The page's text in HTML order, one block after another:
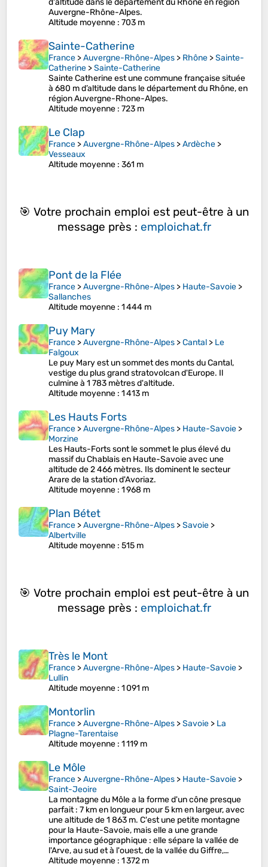
d'altitude dans le département du Rhône en région
Auvergne-Rhône-Alpes.
Altitude moyenne : 703 m
Sainte-Catherine
France >Auvergne-Rhône-Alpes > Rhône >Sainte-
Catherine >Sainte-Catherine
Sainte Catherine est une commune française située
à 680 m d’altitude dans le département du Rhône, en
région Auvergne-Rhone-Alpes.
Altitude moyenne : 723 m
Le Clap
France >Auvergne-Rhône-Alpes >Ardèche >
Vesseaux
Altitude moyenne : 361 m
🎯 Votre prochain emploi est peut-être à un
message près : emploichat.fr
Pont de la Flée
France >Auvergne-Rhône-Alpes > Haute-Savoie >
Sallanches
Altitude moyenne : 1 444 m
Puy Mary
France >Auvergne-Rhône-Alpes >Cantal > Le
Falgoux
Le puy Mary est un sommet des monts du Cantal,
vestige du plus grand stratovolcan d'Europe. Il
culmine à 1 783 mètres d'altitude.
Altitude moyenne : 1 413 m
Les Hauts Forts
France >Auvergne-Rhône-Alpes > Haute-Savoie >
Morzine
Les Hauts-Forts sont le sommet le plus élevé du
massif du Chablais en Haute-Savoie avec une
altitude de 2 466 mètres. Ils dominent le secteur
Arare de la station d'Avoriaz.
Altitude moyenne : 1 968 m
Plan Bétet
France >Auvergne-Rhône-Alpes >Savoie >
Albertville
Altitude moyenne : 515 m
🎯 Votre prochain emploi est peut-être à un
message près : emploichat.fr
Très le Mont
France >Auvergne-Rhône-Alpes > Haute-Savoie >
Lullin
Altitude moyenne : 1 091 m
Montorlin
France >Auvergne-Rhône-Alpes >Savoie > La
Plagne-Tarentaise
Altitude moyenne : 1 119 m
Le Môle
France >Auvergne-Rhône-Alpes > Haute-Savoie >
Saint-Jeoire
La montagne du Môle a la forme d'un cône presque
parfait : 7 km en longueur pour 5 km en largeur, avec
une altitude de 1 863 m. C'est une petite montagne
pour la Haute-Savoie, mais elle a une grande
importance géographique : elle sépare la vallée de
l'Arve, au sud et à l'ouest, de la vallée du Giffre,…
Altitude moyenne : 1 372 m